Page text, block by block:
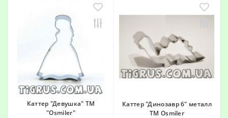
Каттер "Девушка" ТМ
"Osmiler"
Каттер "Динозавр 6" металл
ТМ Osmiler